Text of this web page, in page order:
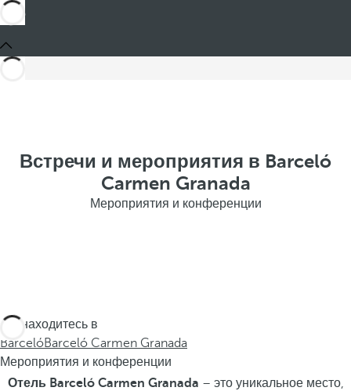
Встречи и мероприятия в Barceló
Carmen Granada
Мероприятия и конференции
Вы находитесь в
BarcelóBarceló Carmen Granada
Мероприятия и конференции
Отель Barceló Carmen Granada – это уникальное место,